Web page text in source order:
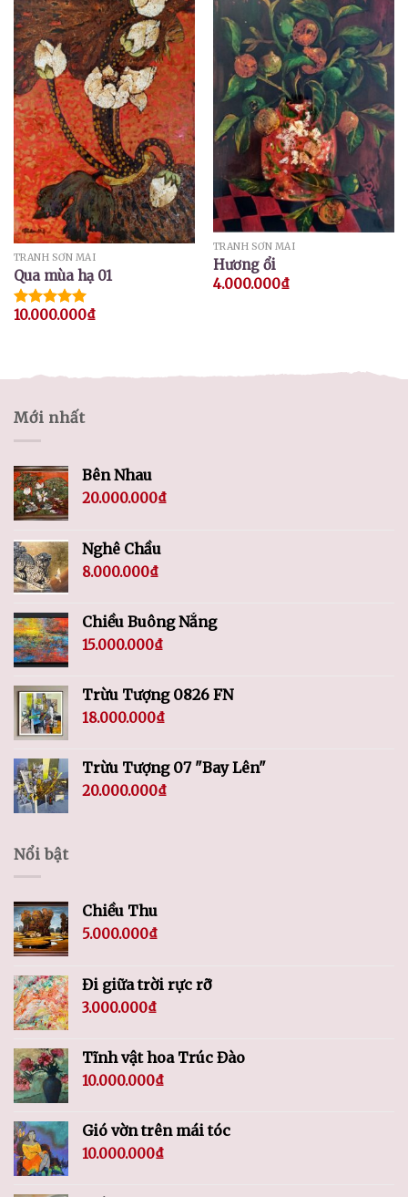
TRANH SƠN MÀI
Qua mùa hạ 01
Được xếp
10.000.000₫
TRANH SƠN MÀI
Hương ổi
4.000.000₫
Mới nhất
Bên Nhau
20.000.000₫
Nghê Chầu
8.000.000₫
Chiều Buông Nắng
15.000.000₫
Trừu Tượng 0826 FN
18.000.000₫
Trừu Tượng 07 "Bay Lên"
20.000.000₫
Nổi bật
Chiều Thu
5.000.000₫
Đi giữa trời rực rỡ
3.000.000₫
Tĩnh vật hoa Trúc Đào
10.000.000₫
Gió vờn trên mái tóc
10.000.000₫